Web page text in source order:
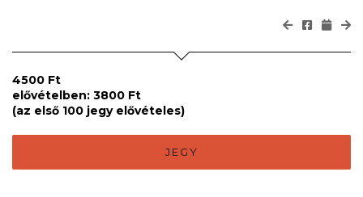
4500 Ft
elővételben: 3800 Ft
(az első 100 jegy elővételes)
JEGY